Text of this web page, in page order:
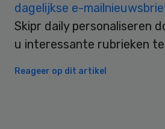
dagelijkse e-
Skipr daily personaliseren
u interessante rubrieken te
Reageer op dit artikel